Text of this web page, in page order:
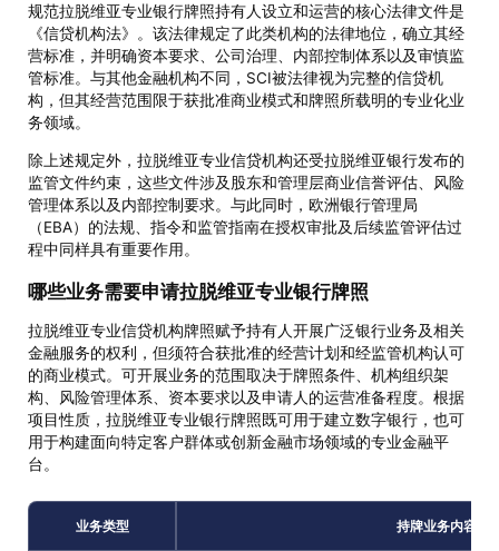
规范拉脱维亚专业银行牌照持有人设立和运营的核心法律文件是
《信贷机构法》。该法律规定了此类机构的法律地位，确立其经
营标准，并明确资本要求、公司治理、内部控制体系以及审慎监
管标准。与其他金融机构不同，SCI被法律视为完整的信贷机
构，但其经营范围限于获批准商业模式和牌照所载明的专业化业
务领域。
除上述规定外，拉脱维亚专业信贷机构还受拉脱维亚银行发布的
监管文件约束，这些文件涉及股东和管理层商业信誉评估、风险
管理体系以及内部控制要求。与此同时，欧洲银行管理局
（EBA）的法规、指令和监管指南在授权审批及后续监管评估过
程中同样具有重要作用。
哪些业务需要申请拉脱维亚专业银行牌照
拉脱维亚专业信贷机构牌照赋予持有人开展广泛银行业务及相关
金融服务的权利，但须符合获批准的经营计划和经监管机构认可
的商业模式。可开展业务的范围取决于牌照条件、机构组织架
构、风险管理体系、资本要求以及申请人的运营准备程度。根据
项目性质，拉脱维亚专业银行牌照既可用于建立数字银行，也可
用于构建面向特定客户群体或创新金融市场领域的专业金融平
台。
业务类型 持牌业务内容